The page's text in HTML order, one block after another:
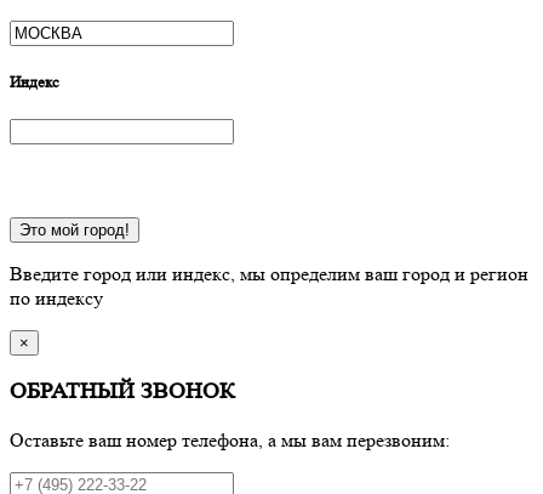
Индекс
Это мой город!
Введите город или индекс, мы определим ваш город и регион
по индексу
×
ОБРАТНЫЙ ЗВОНОК
Оставьте ваш номер телефона, а мы вам перезвоним: